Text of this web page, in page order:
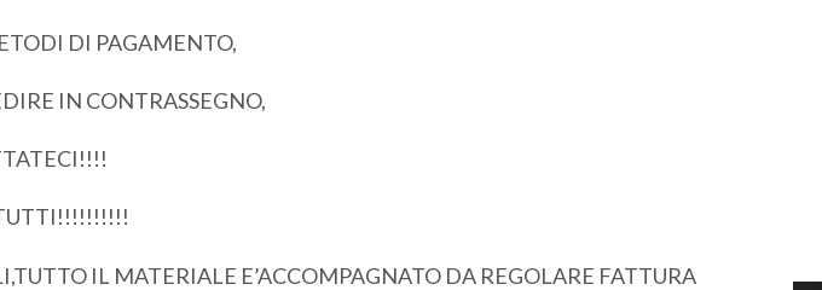
DI PAGAMENTO,
IN CONTRASSEGNO,
IL MATERIALE E’ACCOMPAGNATO DA REGOLARE FATTURA